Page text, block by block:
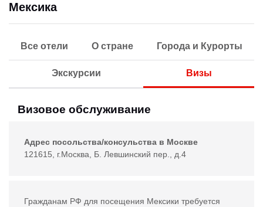
Мексика
Все отели О стране Города и Курорты
Экскурсии Визы
Визовое обслуживание
Адрес посольства/консульства в Москве
121615, г.Москва, Б. Левшинский пер., д.4
Гражданам РФ для посещения Мексики требуется